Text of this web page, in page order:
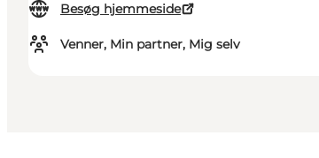
Besøg hjemmeside
Venner, Min partner, Mig selv